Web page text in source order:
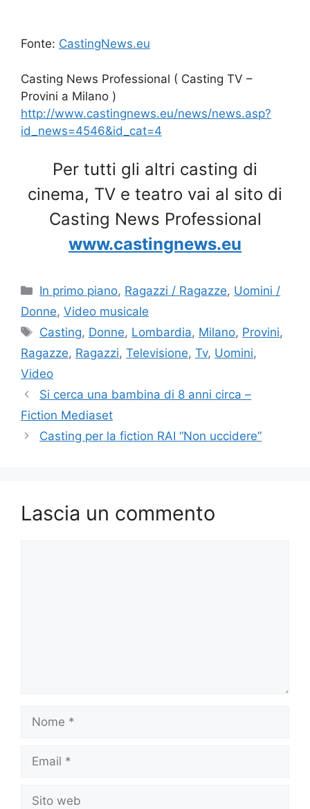
Fonte: CastingNews.eu
Casting News Professional ( Casting TV –
Provini a Milano )
http://www.castingnews.eu/news/news.asp?
id_news=4546&id_cat=4
Per tutti gli altri casting di
cinema, TV e teatro vai al sito di
Casting News Professional
www.castingnews.eu
Categorie
In primo piano, Ragazzi / Ragazze, Uomini /
Donne, Video musicale
Tag
Casting, Donne, Lombardia, Milano, Provini,
Ragazze, Ragazzi, Televisione, Tv, Uomini,
Video
Si cerca una bambina di 8 anni circa –
Fiction Mediaset
Casting per la fiction RAI “Non uccidere”
Lascia un commento
Nome
Email
Sito